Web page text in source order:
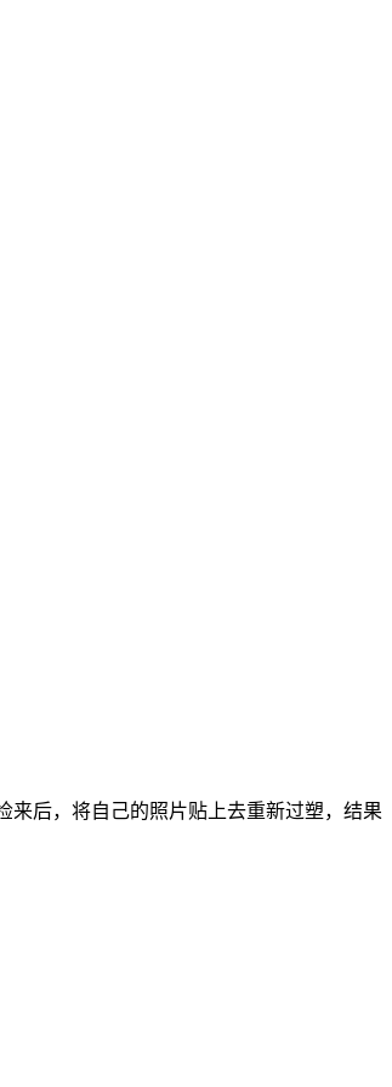
来后，将自己的照片贴上去重新过塑，结果